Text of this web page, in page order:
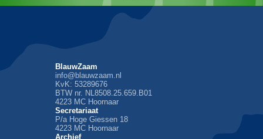
BlauwZaam
info@blauwzaam.nl
KvK: 53289676
BTW nr. NL8508.25.659.B01
4223 MC Hoornaar
Secretariaat
P/a Hoge Giessen 18
4223 MC Hoornaar
Archief